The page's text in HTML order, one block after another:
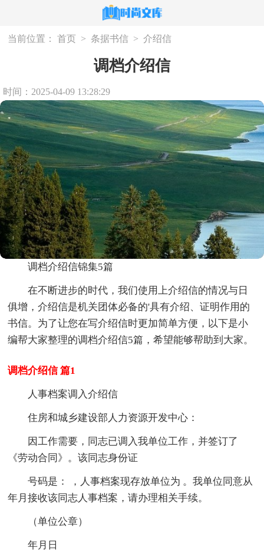
当前位置： 首页 > 条据书信 > 介绍信
调档介绍信
时间：2025-04-09 13:28:29
调档介绍信锦集5篇
在不断进步的时代，我们使用上介绍信的情况与日
俱增，介绍信是机关团体必备的'具有介绍、证明作用的
书信。为了让您在写介绍信时更加简单方便，以下是小
编帮大家整理的调档介绍信5篇，希望能够帮助到大家。
调档介绍信 篇1
人事档案调入介绍信
住房和城乡建设部人力资源开发中心：
因工作需要，同志已调入我单位工作，并签订了
《劳动合同》。该同志身份证
号码是： ，人事档案现存放单位为 。我单位同意从
年月接收该同志人事档案，请办理相关手续。
（单位公章）
年月日